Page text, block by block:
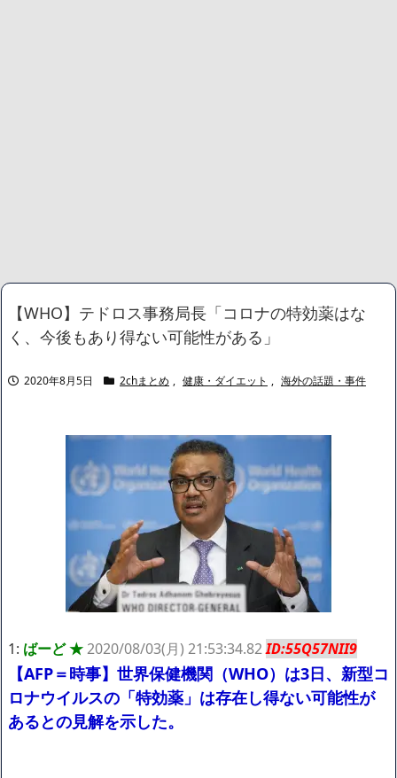
【衝撃】ハンターハンター最新話の新能力『ムテキング』、設定
がガチでぶっ壊れすぎてネット騒然ｗｗｗｗｗｗ
NEW!
【外国人問題】 小野田紀美大臣「議論すべき時だ」→SNS「まだ
議論もしてなかったんだ...」→小野田大臣「これが進歩状況です」
【動画】キレッキレの謎ダンスを踊る高校生チアガール部が発見
される
NEW!
本物のスパイ、政府批判どころか「むしろ政府の味方」を演じて
潜伏することが判明NEW!
【画像】身長155cm・体重36kg・ウエスト51cmのスレンダー美
少女がAVデビュ－ｗwwww
【画像】彼女「ねー、今日のデートこれで行っていー？」ﾊﾟｼｬ
広末涼子さん、正気に戻ってしまい絶望する・・・「アカン、キ
ャリアがすべて終わった」
【配信者】「金バエ」のSNS更新が1週間途絶え、様々な憶測が
飛び交う。1週間ぶりの投稿でも一人称が「ボキ」ではなく「俺」と
なっており、本人ではないとの憶測が広がる
買収されてしまう
ハードオフに売っていた4万4000円のフィギュアがヤバすぎるｗ
ｗｗｗｗｗ「こんな高いの？ｗｗ」「逆に超安い」
【閲覧注意】俺が近くにいると機械が壊れるんだけどさ
私は6年間「子無し既婚女性」で人から様々なことを言われてき
たけど子無しの原因は親の教えのせいかもしれません
【WHO】テドロス事務局長「コロナの特効薬はな
く、今後もあり得ない可能性がある」
2020年8月5日 2chまとめ , 健康・ダイエット , 海外の話題・事件
1: ばーど ★2020/08/03(月) 21:53:34.82ID:55Q57NII9
【AFP＝時事】世界保健機関（WHO）は3日、新型コ
ロナウイルスの「特効薬」は存在し得ない可能性が
あるとの見解を示した。